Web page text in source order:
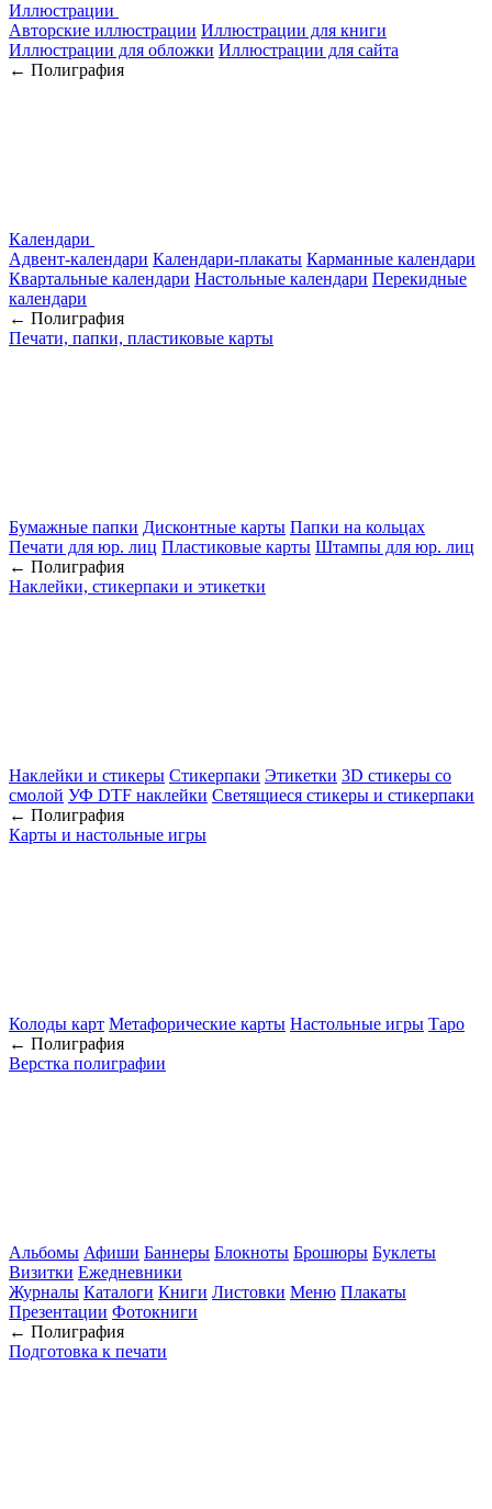
Иллюстрации
Авторские иллюстрации Иллюстрации для книги
Иллюстрации для обложки Иллюстрации для сайта
← Полиграфия
Календари
Адвент-календари Календари-плакаты Карманные календари
Квартальные календари Настольные календари Перекидные
календари
← Полиграфия
Печати, папки, пластиковые карты
Бумажные папки Дисконтные карты Папки на кольцах
Печати для юр. лиц Пластиковые карты Штампы для юр. лиц
← Полиграфия
Наклейки, стикерпаки и этикетки
Наклейки и стикеры Стикерпаки Этикетки 3D стикеры со
смолой УФ DTF наклейки Светящиеся стикеры и стикерпаки
← Полиграфия
Карты и настольные игры
Колоды карт Метафорические карты Настольные игры Таро
← Полиграфия
Верстка полиграфии
Альбомы Афиши Баннеры Блокноты Брошюры Буклеты
Визитки Ежедневники
Журналы Каталоги Книги Листовки Меню Плакаты
Презентации Фотокниги
← Полиграфия
Подготовка к печати